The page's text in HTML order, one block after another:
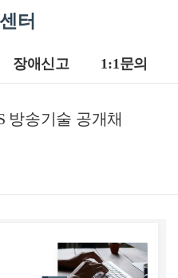
터
장애신고 1:1문의
방송기술 공개채